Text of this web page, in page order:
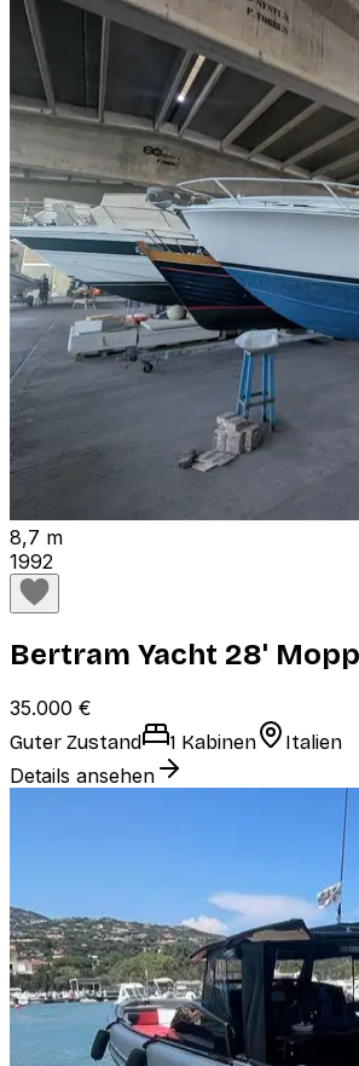
8,7 m
1992
Bertram Yacht 28'
35.000 €
Guter Zustand 1 Kabinen Italien
Details ansehen